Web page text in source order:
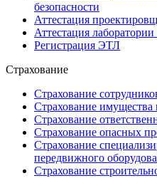
безопасности
Аттестация
Аттестация
Регистрация ЭТЛ
Страхование
Страхование
Страхование
Страхование
Страхование опасных
Страхование
передвижного
Страхование